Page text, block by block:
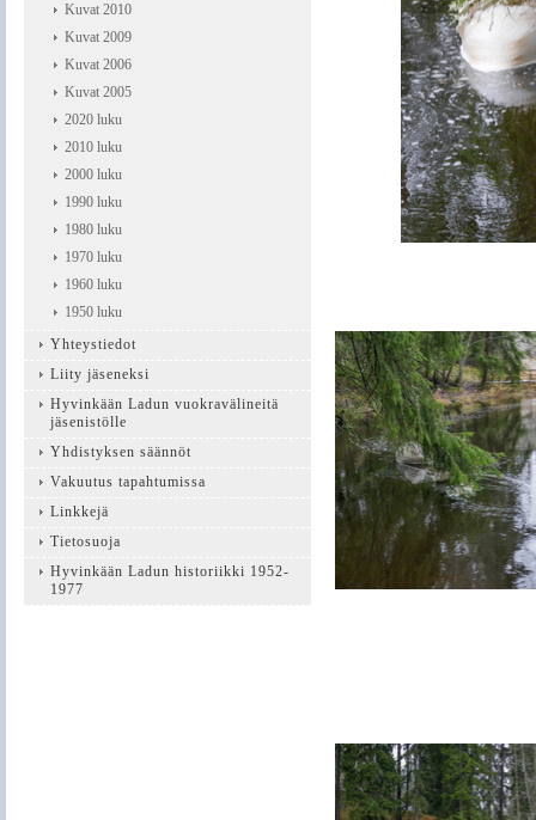
Kuvat 2010
Kuvat 2009
Kuvat 2006
Kuvat 2005
2020 luku
2010 luku
2000 luku
1990 luku
1980 luku
1970 luku
1960 luku
1950 luku
Yhteystiedot
Liity jäseneksi
Hyvinkään Ladun vuokravälineitä
jäsenistölle
Yhdistyksen säännöt
Vakuutus tapahtumissa
Linkkejä
Tietosuoja
Hyvinkään Ladun historiikki 1952-
1977